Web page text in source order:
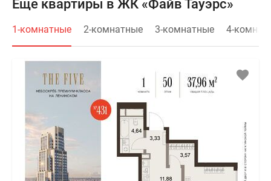
Еще квартиры в ЖК «Файв Тауэрс»
1-комнатные 2-комнатные 3-комнатные 4-